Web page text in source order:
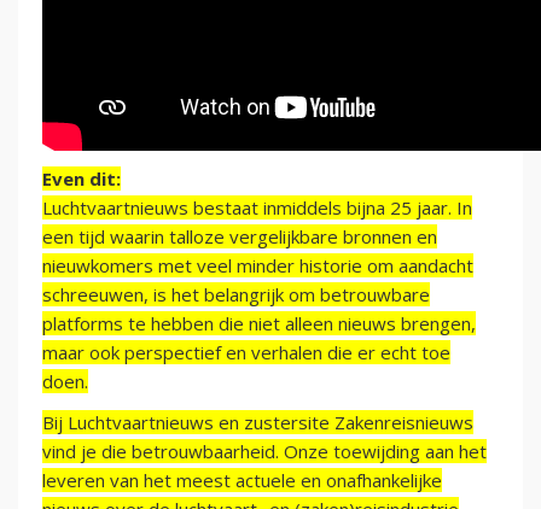
Even dit:
Luchtvaartnieuws bestaat inmiddels bijna 25 jaar. In
een tijd waarin talloze vergelijkbare bronnen en
nieuwkomers met veel minder historie om aandacht
schreeuwen, is het belangrijk om betrouwbare
platforms te hebben die niet alleen nieuws brengen,
maar ook perspectief en verhalen die er echt toe
doen.
Bij Luchtvaartnieuws en zustersite Zakenreisnieuws
vind je die betrouwbaarheid. Onze toewijding aan het
leveren van het meest actuele en onafhankelijke